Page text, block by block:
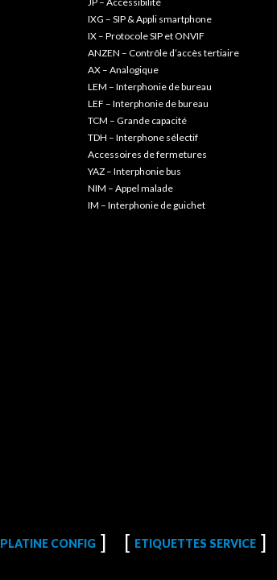
IXG – SIP & Appli smartphone
IX – Protocole SIP et ONVIF
ANZEN – Contrôle d’accès tertiaire
AX – Analogique
LEM – Interphonie de bureau
LEF – Interphonie de bureau
TCM – Grande capacité
TDH – Interphone sélectif
Accessoires de fermetures
YAZ – Interphonie bus
NIM – Appel malade
IM – Interphonie de guichet
PLATINE CONFIG ETIQUETTES SERVICE